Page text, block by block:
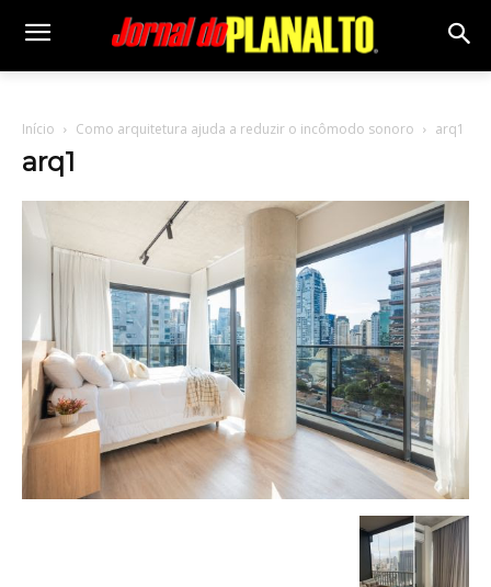
Início Como arquitetura ajuda a reduzir o incômodo sonoro arq1
arq1